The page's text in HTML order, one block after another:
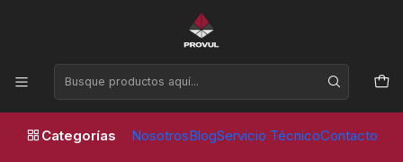
Categorías NosotrosBlogServicio TécnicoContacto
Horario de atención Lunes a Viernes de 09:00 a 17:30 horas
Inicio Gatas